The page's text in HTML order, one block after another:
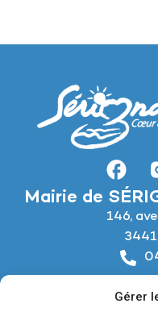
Gérer
Mairie de
146,